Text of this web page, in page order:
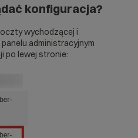
konfiguracja?
wychodzącej i
administracyjnym
po lewej stronie: